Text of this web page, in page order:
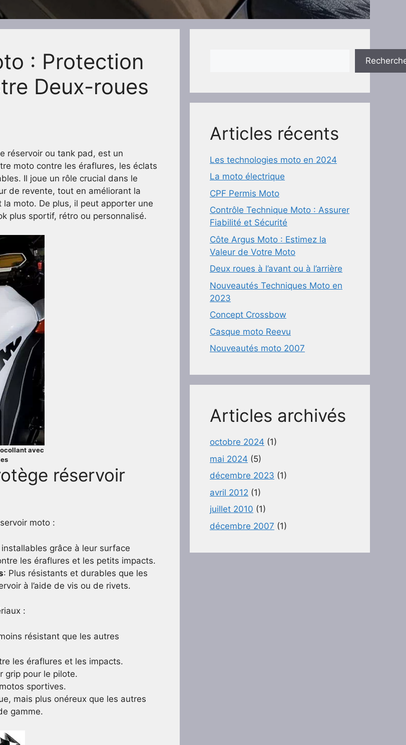
: Protection
Deux-roues
réservoir ou tank pad, est un
moto contre les éraflures, les éclats
Il joue un rôle crucial dans le
de revente, tout en améliorant la
moto. De plus, il peut apporter une
plus sportif, rétro ou personnalisé.
avec
réservoir
moto :
grâce à leur surface
les éraflures et les petits impacts.
: Plus résistants et durables que les
à l’aide de vis ou de rivets.
:
résistant que les autres
les éraflures et les impacts.
grip pour le pilote.
sportives.
mais plus onéreux que les autres
gamme.
Articles récents
Les technologies moto en 2024
La moto électrique
CPF Permis Moto
Contrôle Technique Moto : Assurer
Fiabilité et Sécurité
Côte Argus Moto : Estimez la
Valeur de Votre Moto
Deux roues à l’avant ou à l’arrière
Nouveautés Techniques Moto en
2023
Concept Crossbow
Casque moto Reevu
Nouveautés moto 2007
Articles archivés
octobre 2024 (1)
mai 2024 (5)
décembre 2023 (1)
avril 2012 (1)
juillet 2010 (1)
décembre 2007 (1)